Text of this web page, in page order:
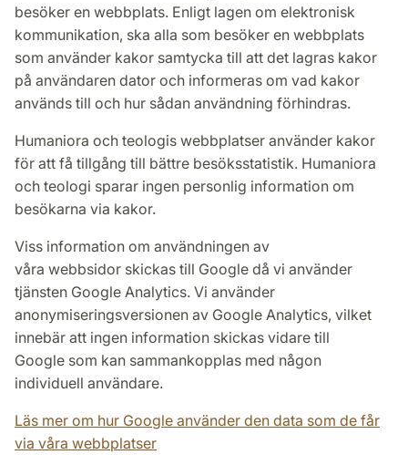
besöker en webbplats. Enligt lagen om elektronisk
kommunikation, ska alla som besöker en webbplats
som använder kakor samtycka till att det lagras kakor
på användaren dator och informeras om vad kakor
används till och hur sådan användning förhindras.
Humaniora och teologis webbplatser använder kakor
för att få tillgång till bättre besöksstatistik. Humaniora
och teologi sparar ingen personlig information om
besökarna via kakor.
Viss information om användningen av
våra webbsidor skickas till Google då vi använder
tjänsten Google Analytics. Vi använder
anonymiseringsversionen av Google Analytics, vilket
innebär att ingen information skickas vidare till
Google som kan sammankopplas med någon
individuell användare.
Läs mer om hur Google använder den data som de får
via våra webbplatser